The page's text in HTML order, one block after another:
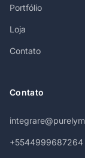
Portfólio
Loja
Contato
Contato
+5544999687264